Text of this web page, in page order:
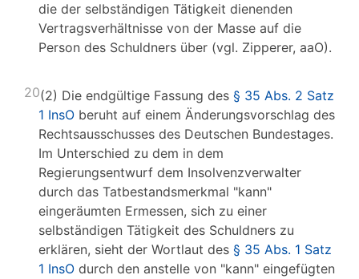
die der selbständigen Tätigkeit dienenden
Vertragsverhältnisse von der Masse auf die
Person des Schuldners über (vgl. Zipperer, aaO).
20(2) Die endgültige Fassung des § 35 Abs. 2 Satz
1 InsO beruht auf einem Änderungsvorschlag des
Rechtsausschusses des Deutschen Bundestages.
Im Unterschied zu dem in dem
Regierungsentwurf dem Insolvenzverwalter
durch das Tatbestandsmerkmal "kann"
eingeräumten Ermessen, sich zu einer
selbständigen Tätigkeit des Schuldners zu
erklären, sieht der Wortlaut des § 35 Abs. 1 Satz
1 InsO durch den anstelle von "kann" eingefügten